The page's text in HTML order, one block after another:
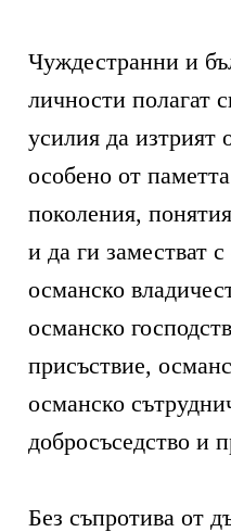
Чуждестранни и
личности полагат
усилия да изтрият
особено от
поколения,
и да ги заместват
османско
османско
присъствие,
османско
добросъседство и
Без съпротива от